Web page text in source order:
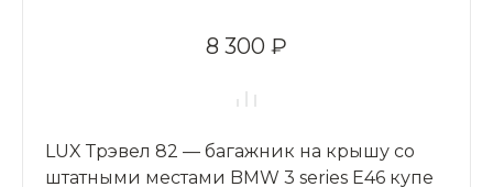
8 300 ₽
LUX Трэвел 82 — багажник на крышу со
штатными местами BMW 3 series Е46 купе